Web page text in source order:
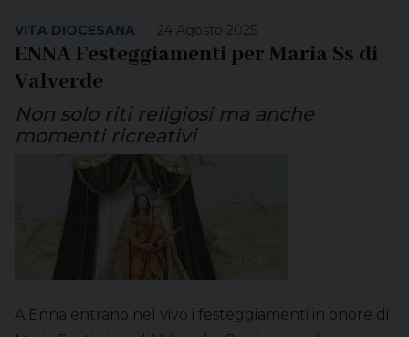
24 Agosto 2025
VITA DIOCESANA
ENNA Festeggiamenti per Maria Ss di
Valverde
Non solo riti religiosi ma anche
momenti ricreativi
A Enna entrano nel vivo i festeggiamenti in onore di